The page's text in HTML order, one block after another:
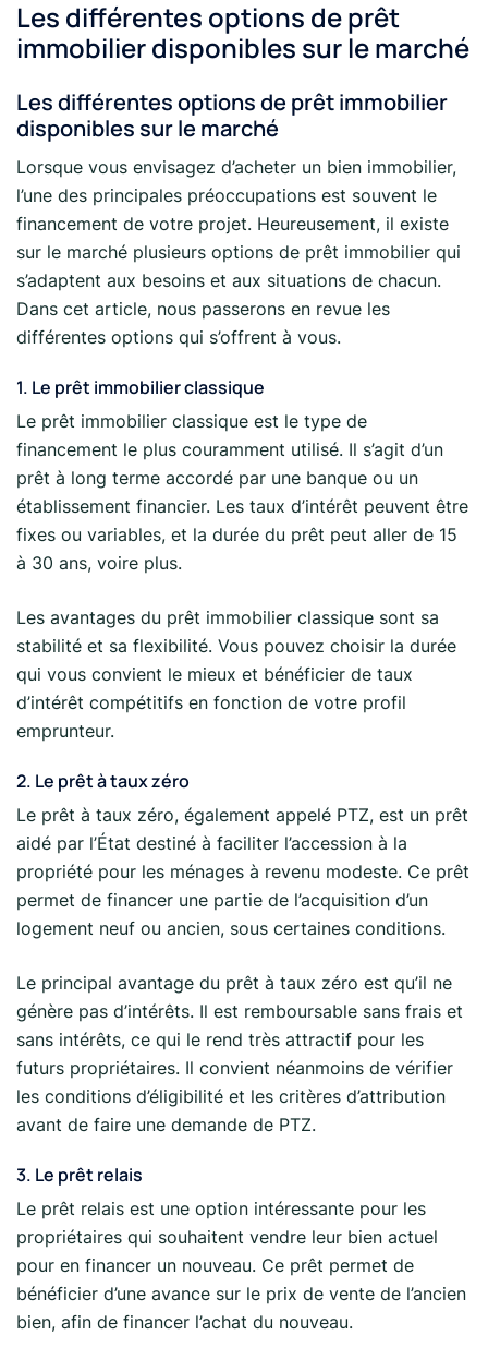
Les différentes options de prêt
immobilier disponibles sur le marché
Les différentes options de prêt immobilier
disponibles sur le marché
Lorsque vous envisagez d’acheter un bien immobilier,
l’une des principales préoccupations est souvent le
financement de votre projet. Heureusement, il existe
sur le marché plusieurs options de prêt immobilier qui
s’adaptent aux besoins et aux situations de chacun.
Dans cet article, nous passerons en revue les
différentes options qui s’offrent à vous.
1. Le prêt immobilier classique
Le prêt immobilier classique est le type de
financement le plus couramment utilisé. Il s’agit d’un
prêt à long terme accordé par une banque ou un
établissement financier. Les taux d’intérêt peuvent être
fixes ou variables, et la durée du prêt peut aller de 15
à 30 ans, voire plus.
Les avantages du prêt immobilier classique sont sa
stabilité et sa flexibilité. Vous pouvez choisir la durée
qui vous convient le mieux et bénéficier de taux
d’intérêt compétitifs en fonction de votre profil
emprunteur.
2. Le prêt à taux zéro
Le prêt à taux zéro, également appelé PTZ, est un prêt
aidé par l’État destiné à faciliter l’accession à la
propriété pour les ménages à revenu modeste. Ce prêt
permet de financer une partie de l’acquisition d’un
logement neuf ou ancien, sous certaines conditions.
Le principal avantage du prêt à taux zéro est qu’il ne
génère pas d’intérêts. Il est remboursable sans frais et
sans intérêts, ce qui le rend très attractif pour les
futurs propriétaires. Il convient néanmoins de vérifier
les conditions d’éligibilité et les critères d’attribution
avant de faire une demande de PTZ.
3. Le prêt relais
Le prêt relais est une option intéressante pour les
propriétaires qui souhaitent vendre leur bien actuel
pour en financer un nouveau. Ce prêt permet de
bénéficier d’une avance sur le prix de vente de l’ancien
bien, afin de financer l’achat du nouveau.